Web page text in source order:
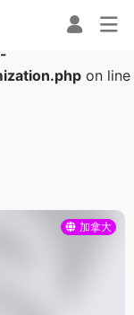
on line
加拿大